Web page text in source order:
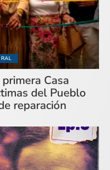
Casa
del Pueblo
reparación